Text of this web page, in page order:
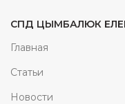
СПД ЦЫМБАЛЮК
Главная
Статьи
Новости